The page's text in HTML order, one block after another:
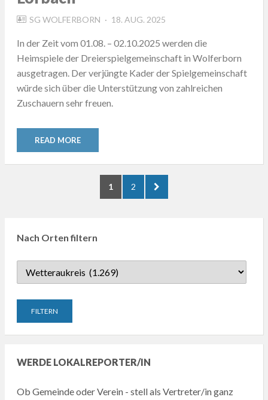
SG WOLFERBORN
POSTED
18. AUG. 2025
In der Zeit vom 01.08. – 02.10.2025 werden die
Heimspiele der Dreierspielgemeinschaft in Wolferborn
ausgetragen. Der verjüngte Kader der Spielgemeinschaft
würde sich über die Unterstützung von zahlreichen
Zuschauern sehr freuen.
READ MORE
Seitennummerierung
PAGE
1 PAGE
2
NEXT
PAGE
Nach Orten filtern
WERDE LOKALREPORTER/IN
Ob Gemeinde oder Verein - stell als Vertreter/in ganz